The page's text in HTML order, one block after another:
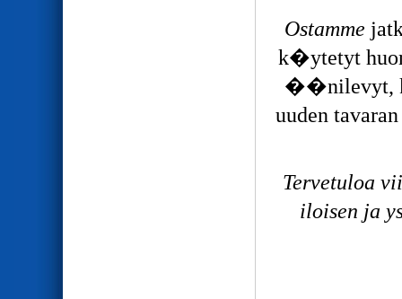
Ostamme
k�ytetyt
��nilevyt,
uuden
Tervetuloa
iloisen ja